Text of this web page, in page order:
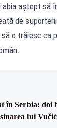
aștept să
de
o trăiesc ca
în Serbia: doi
lui Vučić